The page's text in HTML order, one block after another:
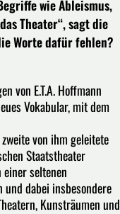
wie Ableismus,
Theater“, sagt die
Worte dafür fehlen?
von E.T.A. Hoffmann
Vokabular, mit dem
von ihm geleitete
Staatstheater
seltenen
dabei insbesondere
Kunsträumen und